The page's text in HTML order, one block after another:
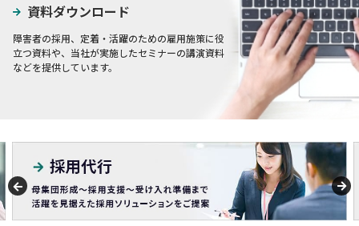
資料ダウンロード
障害者の採用、定着・活躍のための雇用施策に役
立つ資料や、当社が実施したセミナーの講演資料
などを提供しています。